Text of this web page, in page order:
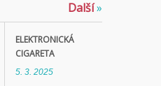
Další»
ELEKTRONICKÁ
CIGARETA
5. 3. 2025